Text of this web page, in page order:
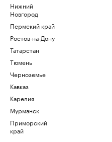
Нижний
Новгород
Пермский край
Ростов-на-Дону
Татарстан
Тюмень
Черноземье
Кавказ
Карелия
Мурманск
Приморский
край